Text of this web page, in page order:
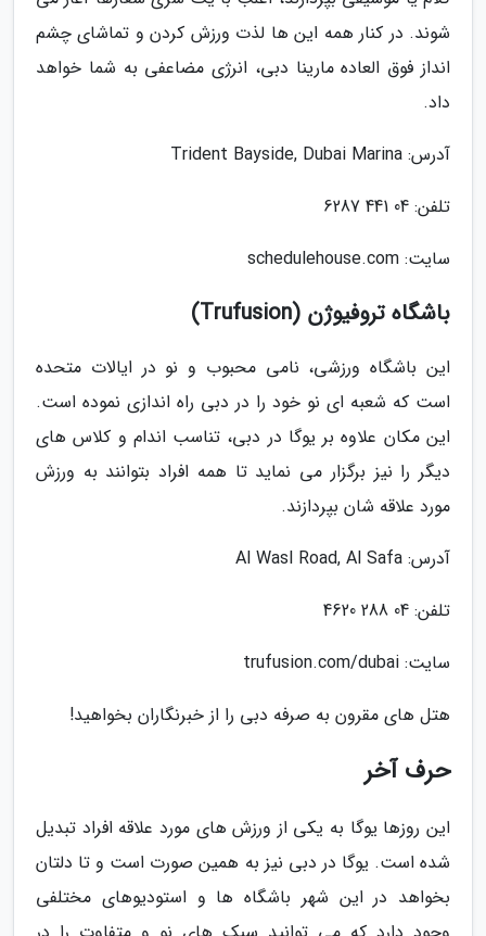
شوند. در کنار همه این ها لذت ورزش کردن و تماشای چشم
انداز فوق العاده مارینا دبی، انرژی مضاعفی به شما خواهد
داد.
آدرس: Trident Bayside, Dubai Marina
تلفن: 04 441 6287
سایت: schedulehouse.com
باشگاه تروفیوژن (Trufusion)
این باشگاه ورزشی، نامی محبوب و نو در ایالات متحده
است که شعبه ای نو خود را در دبی راه اندازی نموده است.
این مکان علاوه بر یوگا در دبی، تناسب اندام و کلاس های
دیگر را نیز برگزار می نماید تا همه افراد بتوانند به ورزش
مورد علاقه شان بپردازند.
آدرس: Al Wasl Road, Al Safa
تلفن: 04 288 4620
سایت: trufusion.com/dubai
هتل های مقرون به صرفه دبی را از خبرنگاران بخواهید!
حرف آخر
این روزها یوگا به یکی از ورزش های مورد علاقه افراد تبدیل
شده است. یوگا در دبی نیز به همین صورت است و تا دلتان
بخواهد در این شهر باشگاه ها و استودیوهای مختلفی